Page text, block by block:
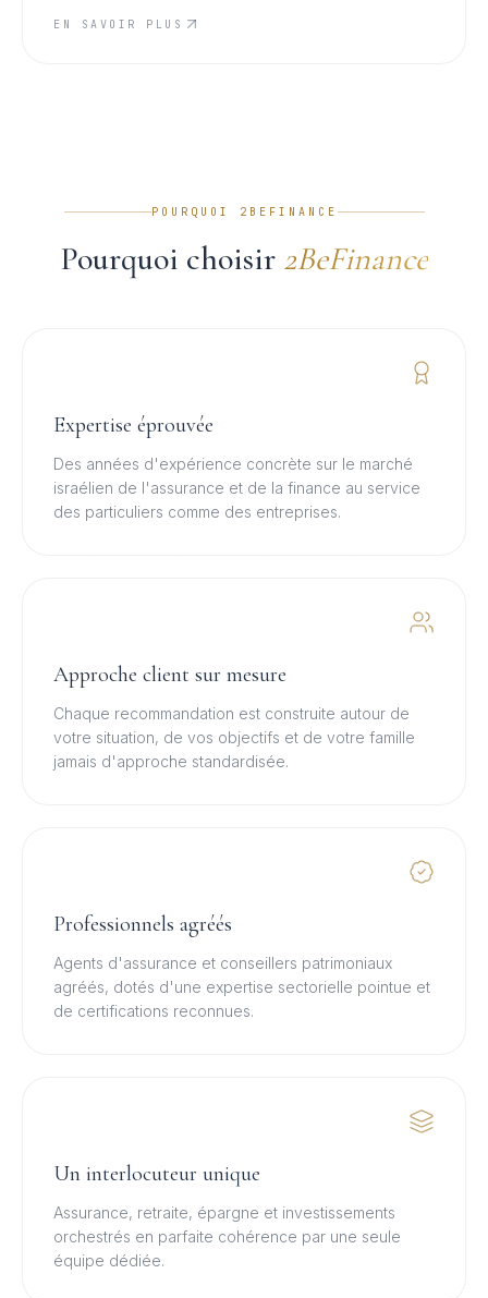
EN SAVOIR PLUS
POURQUOI 2BEFINANCE
Pourquoi choisir 2BeFinance
Expertise éprouvée
Des années d'expérience concrète sur le marché
israélien de l'assurance et de la finance au service
des particuliers comme des entreprises.
Approche client sur mesure
Chaque recommandation est construite autour de
votre situation, de vos objectifs et de votre famille
jamais d'approche standardisée.
Professionnels agréés
Agents d'assurance et conseillers patrimoniaux
agréés, dotés d'une expertise sectorielle pointue et
de certifications reconnues.
Un interlocuteur unique
Assurance, retraite, épargne et investissements
orchestrés en parfaite cohérence par une seule
équipe dédiée.